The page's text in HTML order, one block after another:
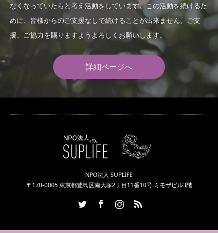
なくなっていたらと考え活動をしています。この活動を続けるた
めに、皆様からのご支援なしで続けることが出来ません。ご支
援、ご協力を賜りますようよろしくお願いします。
詳細ページへ
NPO法人 SUPLIFE
〒170-0005 東京都豊島区南大塚2丁目11番10号 ミモザビル3階